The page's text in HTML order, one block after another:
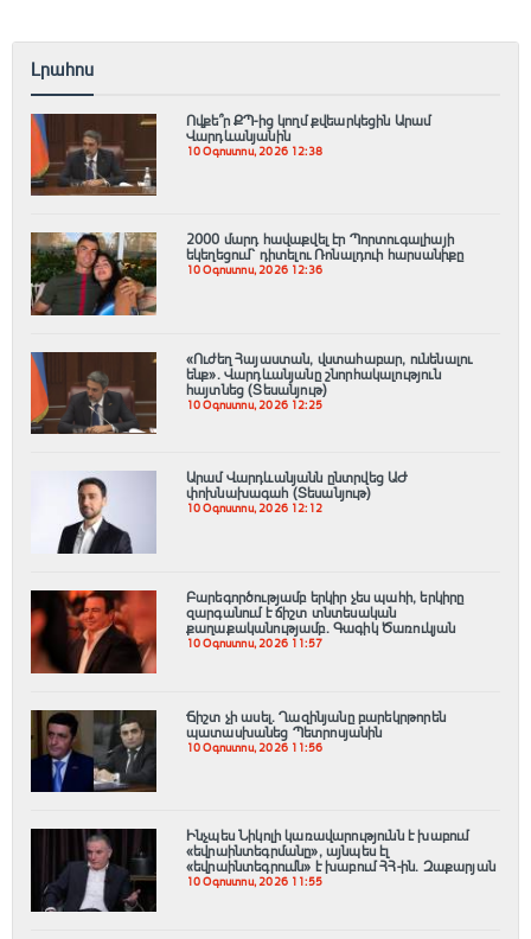
Լրահոս
Ովքե՞ր ՔՊ-ից կողմ քվեարկեցին Արամ
Վարդևանյանին
10 Օգոստոս, 2026 12:38
2000 մարդ հավաքվել էր Պորտուգալիայի
եկեղեցում՝ դիտելու Ռոնալդուի հարսանիքը
10 Օգոստոս, 2026 12:36
«Ուժեղ Հայաստան, վստահաբար, ունենալու
ենք». Վարդևանյանը շնորհակալություն
հայտնեց (Տեսանյութ)
10 Օգոստոս, 2026 12:25
Արամ Վարդևանյանն ընտրվեց ԱԺ
փոխնախագահ (Տեսանյութ)
10 Օգոստոս, 2026 12:12
Բարեգործությամբ երկիր չես պահի, երկիրը
զարգանում է ճիշտ տնտեսական
քաղաքականությամբ. Գագիկ Ծառուկյան
10 Օգոստոս, 2026 11:57
Ճիշտ չի ասել․ Ղազինյանը բարեկրթորեն
պատասխանեց Պետրոսյանին
10 Օգոստոս, 2026 11:56
Ինչպես Նիկոլի կառավարությունն է խաբում
«եվրաինտեգրմանը», այնպես էլ
«եվրաինտեգրումն» է խաբում ՀՀ-ին. Զաքարյան
10 Օգոստոս, 2026 11:55